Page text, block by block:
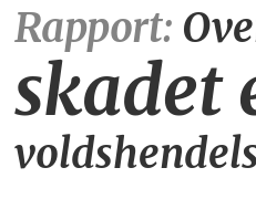
Rapport:
skadet